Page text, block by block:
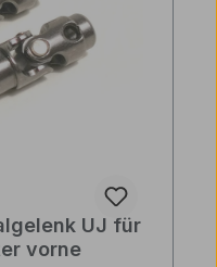
UJ für
vorne